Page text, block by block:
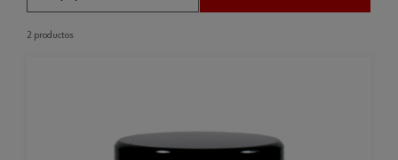
2 productos